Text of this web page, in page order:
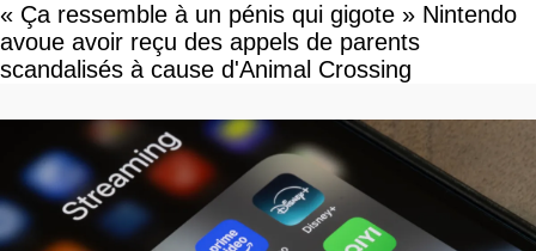
« Ça ressemble à un pénis qui gigote » Nintendo
avoue avoir reçu des appels de parents
scandalisés à cause d'Animal Crossing